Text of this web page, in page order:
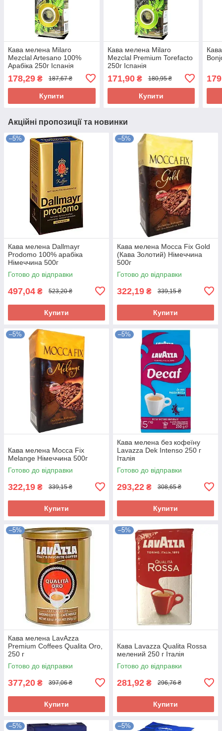
Кава мелена Milaro
Mezclal Artesano 100%
Арабіка 250г Іспанія
178,29 ₴ 187,67 ₴
Купити
Кава мелена Milaro
Mezclal Premium Torefacto
250г Іспанія
171,90₴ 180,95 ₴
Купити
Акційні пропозиції та новинки
–5%
Кава мелена Dallmayr
Prodomo 100% арабіка
Німеччина 500г
Готово до відправки
497,04 ₴ 523,20 ₴
Купити
–5%
Кава мелена Mocca Fix Gold
(Кава Золотий) Німеччина
500г
Готово до відправки
322,19 ₴ 339,15 ₴
Купити
–5%
Кава мелена Mocca Fix
Melange Німеччина 500г
Готово до відправки
322,19 ₴ 339,15 ₴
Купити
–5%
Кава мелена без кофеїну
Lavazza Dek Intenso 250 г
Італія
Готово до відправки
293,22 ₴ 308,65 ₴
Купити
–5%
Кава мелена LavAzza
Premium Coffees Qualita Oro,
250 г
Готово до відправки
377,20 ₴ 397,06 ₴
Купити
–5%
Кава Lavazza Qualita Rossa
мелений 250 г Італія
Готово до відправки
281,92 ₴ 296,76 ₴
Купити
–5% –5%